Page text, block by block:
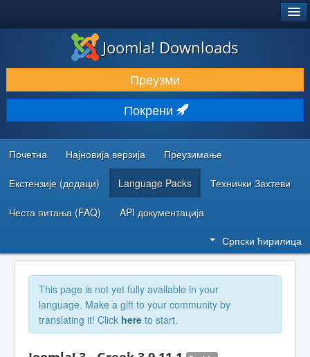
ПРЕУЗИМАЊЕ И ПРОШИРЕЊА (ЕКСТЕНЗИЈЕ)
ОТКРИЈТЕ И НАУЧИТЕ
ЗАЈЕДНИЦА И ПОДРШКА
РЕСУРСИ ЗА РАЗВОЈ
Joomla! Downloads
Преузми
Покрени
Почетна Најновија верзија Преузимање
Екстензије (додаци) Language Packs Технички Захтеви
Честа питања (FAQ) API документација
Српски ћирилица
This page is not yet fully available in your
language. Make a gift to your community by
translating it! Click here to start.